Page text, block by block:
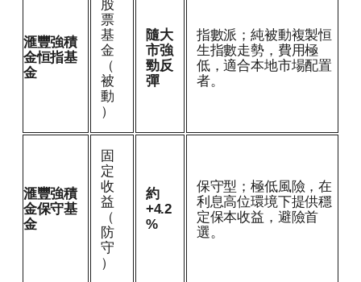
滙豐強積
金恒指基
金
股
票
基
金
（
被
動
）
隨大
市強
勁反
彈
指數派；純被動複製恒
生指數走勢，費用極
低，適合本地市場配置
者。
滙豐強積
金保守基
金
固
定
收
益
（
防
守
）
約
+4.2
%
保守型；極低風險，在
利息高位環境下提供穩
定保本收益，避險首
選。